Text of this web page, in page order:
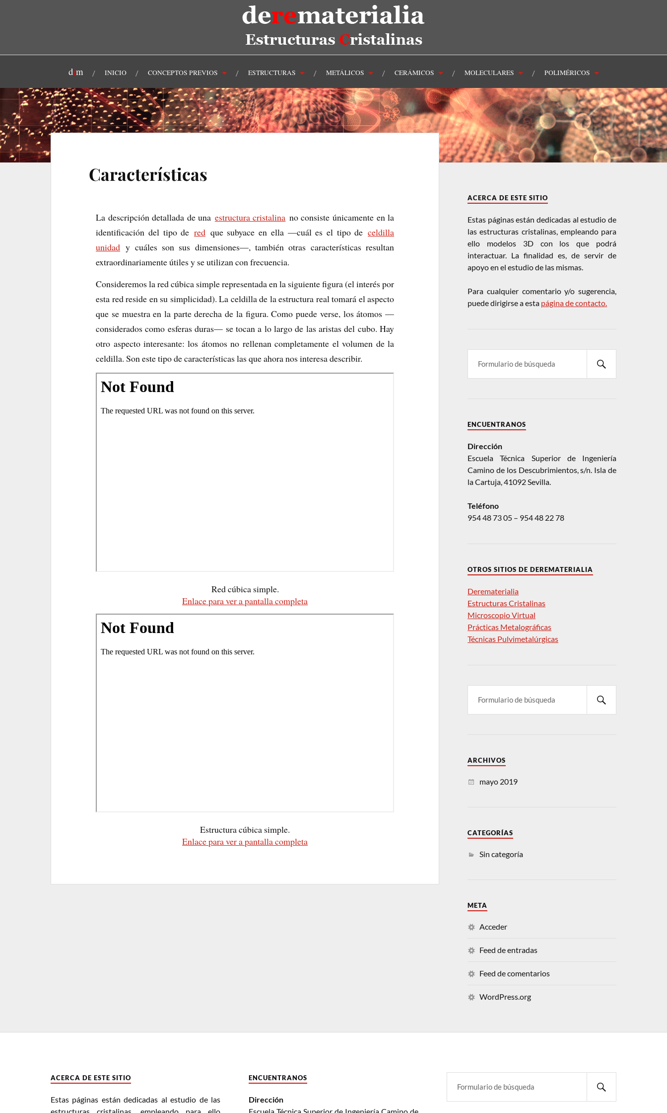
drm INICIO CONCEPTOS PREVIOS ESTRUCTURAS METÁLICOS CERÁMICOS MOLECULARES POLIMÉRICOS
Características
La descripción detallada de una estructura cristalina no consiste únicamente en la
identificación del tipo de redque subyace en ella —cuál es el tipo deceldilla
unidad y cuáles son sus dimensiones—, también otras características resultan
extraordinariamente útiles y se utilizan con frecuencia.
Consideremos la red cúbica simple representada en la siguiente figura (el interés por
esta red reside en su simplicidad). La celdilla de la estructura real tomará el aspecto
que se muestra en la parte derecha de la figura. Como puede verse, los átomos —
considerados como esferas duras— se tocan a lo largo de las aristas del cubo. Hay
otro aspecto interesante: los átomos no rellenan completamente el volumen de la
celdilla. Son este tipo de características las que ahora nos interesa describir.
Red cúbica simple.
Enlace para ver a pantalla completa
Estructura cúbica simple.
Enlace para ver a pantalla completa
ACERCA DE ESTE SITIO
Estas páginas están dedicadas al estudio de
las estructuras cristalinas, empleando para
ello modelos 3D con los que podrá
interactuar. La finalidad es, de servir de
apoyo en el estudio de las mismas.
Para cualquier comentario y/o sugerencia,
puede dirigirse a esta página de contacto.
ENCUENTRANOS
Dirección
Escuela Técnica Superior de Ingeniería
Camino de los Descubrimientos, s/n. Isla de
la Cartuja, 41092 Sevilla.
Teléfono
954 48 73 05 – 954 48 22 78
OTROS SITIOS DE DEREMATERIALIA
Derematerialia
Estructuras Cristalinas
Microscopio Virtual
Prácticas Metalográficas
Técnicas Pulvimetalúrgicas
ARCHIVOS
mayo 2019
CATEGORÍAS
Sin categoría
META
Acceder
Feed de entradas
Feed de comentarios
WordPress.org
ACERCA DE ESTE SITIO
Estas páginas están dedicadas al estudio de las
ENCUENTRANOS
Dirección